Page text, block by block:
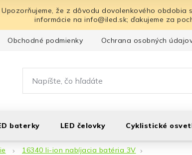
Upozorňujeme, že z dôvodu dovolenkového
informácie na info@iled.sk; ďakujeme za
Obchodné podmienky Ochrana osobných
baterky LED čelovky Cyklistické
16340 li-ion nabíjacia batéria 3V